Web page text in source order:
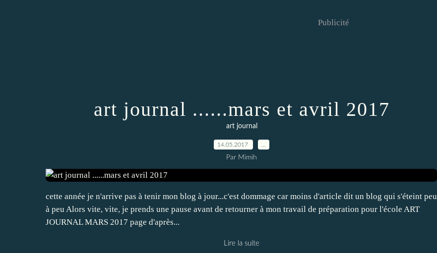
Publicité
art journal ......mars et avril 2017
art journal
14.05.2017
Par Mimih
cette année je n'arrive pas à tenir mon blog à jour...c'est dommage car moins d'article dit un blog qui s'éteint peu
à peu Alors vite, vite, je prends une pause avant de retourner à mon travail de préparation pour l'école ART
JOURNAL MARS 2017 page d'après...
Lire la suite